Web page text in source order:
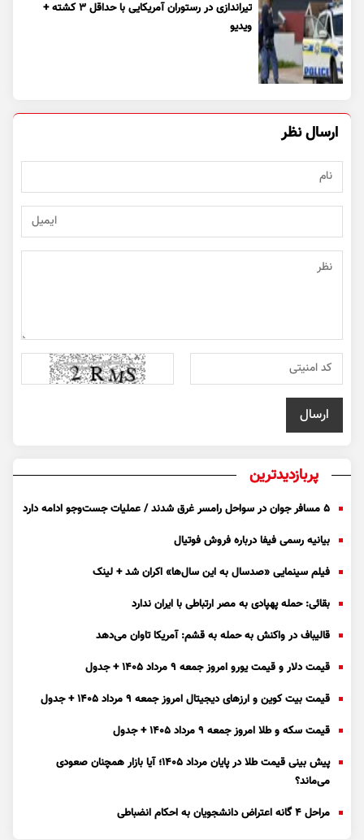
تیراندازی در رستوران آمریکایی با حداقل ۳ کشته +
ویدیو
ارسال نظر
پربازدیدترین
۵ مسافر جوان در سواحل رامسر غرق شدند / عملیات جست‌و‌جو ادامه دارد
بیانیه رسمی فیفا درباره فروش فوتیال
فیلم سینمایی «صدسال به این سال‌ها» اکران شد + لینک
بقائی: حمله پهپادی به مصر ارتباطی با ایران ندارد
قالیباف در واکنش به حمله به قشم: آمریکا تاوان می‌دهد
قیمت دلار و قیمت یورو امروز جمعه ۹ مرداد ۱۴۰۵ + جدول
قیمت بیت کوین و ارز‌های دیجیتال امروز جمعه ۹ مرداد ۱۴۰۵ + جدول
قیمت سکه و طلا امروز جمعه ۹ مرداد ۱۴۰۵ + جدول
پیش بینی قیمت طلا در پایان مرداد 1405؛ آیا بازار همچنان صعودی
می‌ماند؟
مراحل ۴ گانه اعتراض دانشجویان به احکام انضباطی